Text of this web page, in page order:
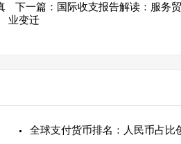
下一篇：国际收支报告解读：服务
业变迁
全球支付货币排名：人民币占比